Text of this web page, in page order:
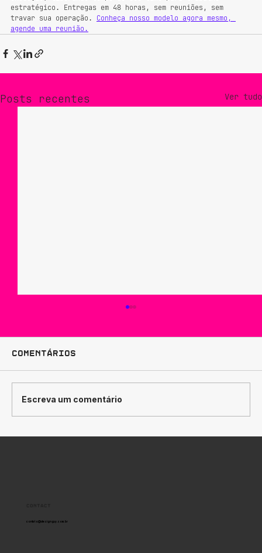
estratégico. Entregas em 48 horas, sem reuniões, sem
travar sua operação. Conheça nosso modelo agora mesmo,
agende uma reunião.
Posts recentes Ver tudo
Comentários
Escreva um comentário
contato@designguy.com.br